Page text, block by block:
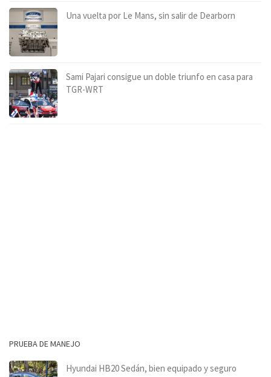
Una vuelta por Le Mans, sin salir de Dearborn
Sami Pajari consigue un doble triunfo en casa para
TGR-WRT
PRUEBA DE MANEJO
Hyundai HB20 Sedán, bien equipado y seguro